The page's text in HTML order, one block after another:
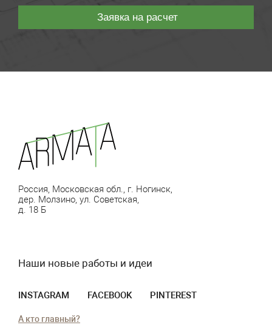
Заявка на расчет
Россия, Московская обл., г. Ногинск,
дер. Молзино, ул. Советская,
д. 18 Б
Наши новые работы и идеи
INSTAGRAM FACEBOOK PINTEREST
А кто главный?